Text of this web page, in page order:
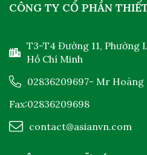
CÔNG TY CỔ PHẦN
T3-T4 Đường 11, Phường
Hồ Chí Minh
02836209697- Mr Hoàng
Fax:02836209698
contact@asianvn.com